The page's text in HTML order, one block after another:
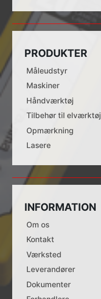
PRODUKTER
Måleudstyr
Maskiner
Håndværktøj
Tilbehør til elværktøj
Opmærkning
Lasere
INFORMATION
Om os
Kontakt
Værksted
Leverandører
Dokumenter